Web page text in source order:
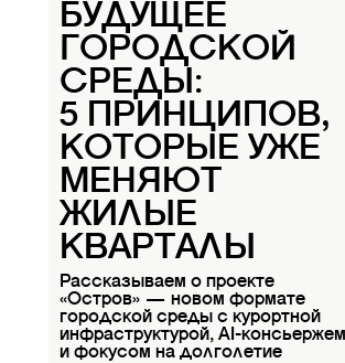
БУДУЩЕЕ
ГОРОДСКОЙ
СРЕДЫ:
5 ПРИНЦИПОВ,
КОТОРЫЕ УЖЕ
МЕНЯЮТ
ЖИЛЫЕ
КВАРТАЛЫ
Рассказываем о проекте
«Остров» — новом формате
городской среды с курортной
инфраструктурой, AI-консьержем
и фокусом на долголетие